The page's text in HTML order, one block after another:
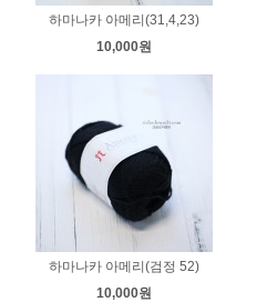
하마나카 아메리(31,4,23)
10,000원
하마나카 아메리(검정 52)
10,000원